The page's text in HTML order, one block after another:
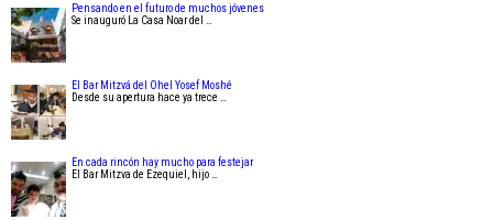
Pensando en el futuro de muchos jóvenes
Se inauguró La Casa Noar del …
El Bar Mitzvá del Ohel Yosef Moshé
Desde su apertura hace ya trece …
En cada rincón hay mucho para festejar
El Bar Mitzva de Ezequiel, hijo …